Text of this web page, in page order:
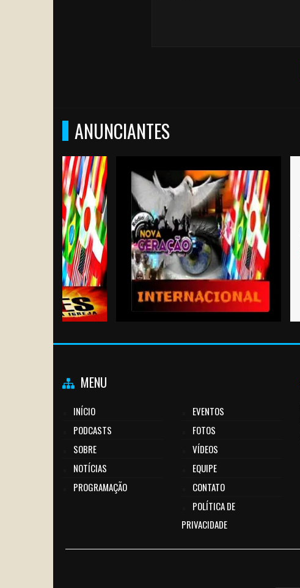
ANUNCIANTES
MENU
INÍCIO
PODCASTS
SOBRE
NOTÍCIAS
PROGRAMAÇÃO
EVENTOS
FOTOS
VÍDEOS
EQUIPE
CONTATO
POLÍTICA DE
PRIVACIDADE